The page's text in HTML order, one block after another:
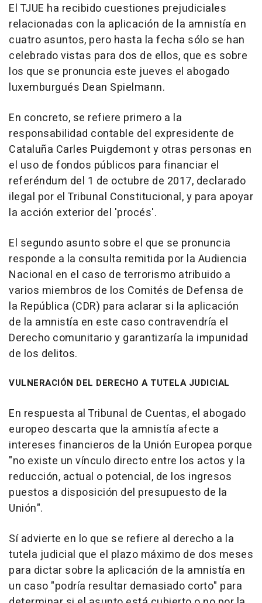
El TJUE ha recibido cuestiones prejudiciales
relacionadas con la aplicación de la amnistía en
cuatro asuntos, pero hasta la fecha sólo se han
celebrado vistas para dos de ellos, que es sobre
los que se pronuncia este jueves el abogado
luxemburgués Dean Spielmann.
En concreto, se refiere primero a la
responsabilidad contable del expresidente de
Cataluña Carles Puigdemont y otras personas en
el uso de fondos públicos para financiar el
referéndum del 1 de octubre de 2017, declarado
ilegal por el Tribunal Constitucional, y para apoyar
la acción exterior del 'procés'.
El segundo asunto sobre el que se pronuncia
responde a la consulta remitida por la Audiencia
Nacional en el caso de terrorismo atribuido a
varios miembros de los Comités de Defensa de
la República (CDR) para aclarar si la aplicación
de la amnistía en este caso contravendría el
Derecho comunitario y garantizaría la impunidad
de los delitos.
VULNERACIÓN DEL DERECHO A TUTELA JUDICIAL
En respuesta al Tribunal de Cuentas, el abogado
europeo descarta que la amnistía afecte a
intereses financieros de la Unión Europea porque
"no existe un vínculo directo entre los actos y la
reducción, actual o potencial, de los ingresos
puestos a disposición del presupuesto de la
Unión".
Sí advierte en lo que se refiere al derecho a la
tutela judicial que el plazo máximo de dos meses
para dictar sobre la aplicación de la amnistía en
un caso "podría resultar demasiado corto" para